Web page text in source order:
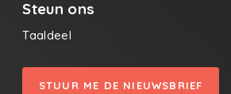
Steun ons
Taaldeel
STUUR ME DE NIEUWSBRIEF